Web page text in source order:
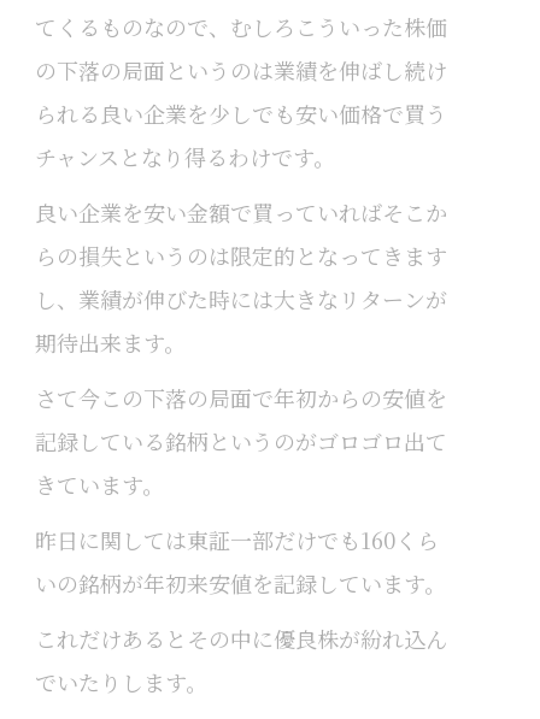
てくるものなので、むしろこういった株価
の下落の局面というのは業績を伸ばし続け
られる良い企業を少しでも安い価格で買う
チャンスとなり得るわけです。
良い企業を安い金額で買っていればそこか
らの損失というのは限定的となってきます
し、業績が伸びた時には大きなリターンが
期待出来ます。
さて今この下落の局面で年初からの安値を
記録している銘柄というのがゴロゴロ出て
きています。
昨日に関しては東証一部だけでも160くら
いの銘柄が年初来安値を記録しています。
これだけあるとその中に優良株が紛れ込ん
でいたりします。